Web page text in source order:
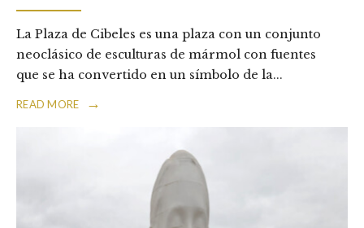
La Plaza de Cibeles es una plaza con un conjunto
neoclásico de esculturas de mármol con fuentes
que se ha convertido en un símbolo de la...
READ MORE →